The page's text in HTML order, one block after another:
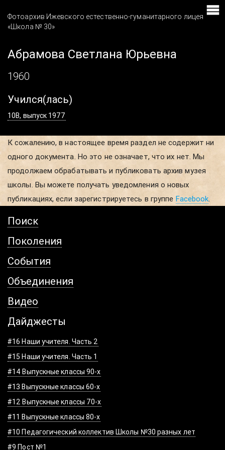
Фотоархив Ижевского естественно-гуманитарного лицея
«Школа № 30»
Абрамова Светлана Юрьевна
1960
Учился(лась)
10В, выпуск 1977
К сожалению, в настоящее время раздел не содержит ни
одного документа. Но это не означает, что их нет. Мы
продолжаем обрабатывать и публиковать архив музея
школы. Вы можете получать уведомления о новых
публикациях, если зарегистрируетесь в группе Facebook
Поиск
Поколения
События
Объединения
Видео
Дайджесты
#16 Наши учителя. Часть 2
#15 Наши учителя. Часть 1
#14 Выпускные классы 90-х
#13 Выпускные классы 60-х
#12 Выпускные классы 70-х
#11 Выпускные классы 80-х
#10 Педагогический коллектив Школы №30 разных лет
#9 Пост №1